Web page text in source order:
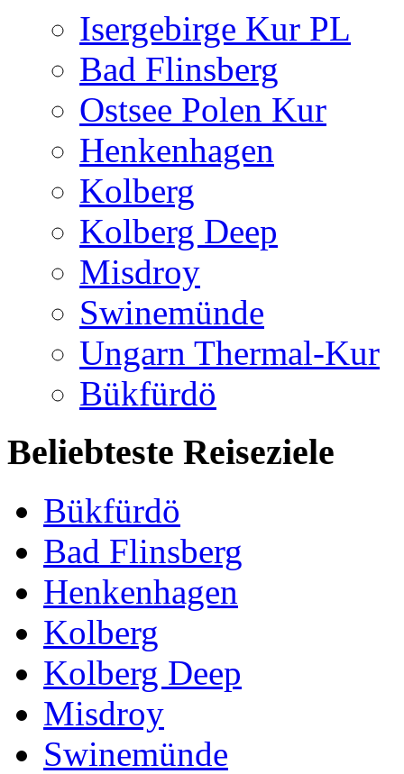
Isergebirge Kur PL
Bad Flinsberg
Ostsee Polen Kur
Henkenhagen
Kolberg
Kolberg Deep
Misdroy
Swinemünde
Ungarn Thermal-Kur
Bükfürdö
Beliebteste Reiseziele
Bükfürdö
Bad Flinsberg
Henkenhagen
Kolberg
Kolberg Deep
Misdroy
Swinemünde